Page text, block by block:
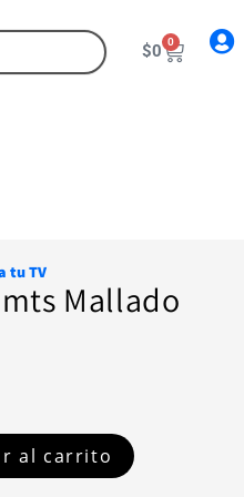
$0 0
tu TV
Mallado
al carrito